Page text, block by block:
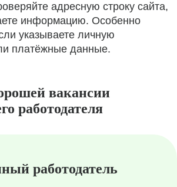
адресную строку сайта,
информацию. Особенно
указываете личную
платёжные данные.
вакансии
работодателя
работодатель